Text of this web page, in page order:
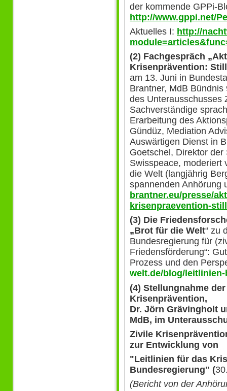
der kommende GPPi-
http://www.gppi.net/
Aktuelles I: http://
(2) Fachgespräch
Krisenprävention:
am 13. Juni in
Brantner, MdB
des Unterausschusses
Sachverständige
Erarbeitung des
Gündüz, Mediation
Auswärtigen Dienst in
Goetschel, Direktor
Swisspeace, moderiert
die Welt (langjährig
spannenden
brantner.eu/presse/
krisenpraevention-
(3) Die
„Brot für die Welt“ zu
Bundesregierung für
Friedensförderung“:
Prozess und den
welt.de/blog/
(4) Stellungnahme
Krisenprävention,
Dr. Jörn Grävingholt
MdB, im
Zivile
zur Entwicklung von
"Leitlinien für das
Bundesregierung" (
(Bericht von der